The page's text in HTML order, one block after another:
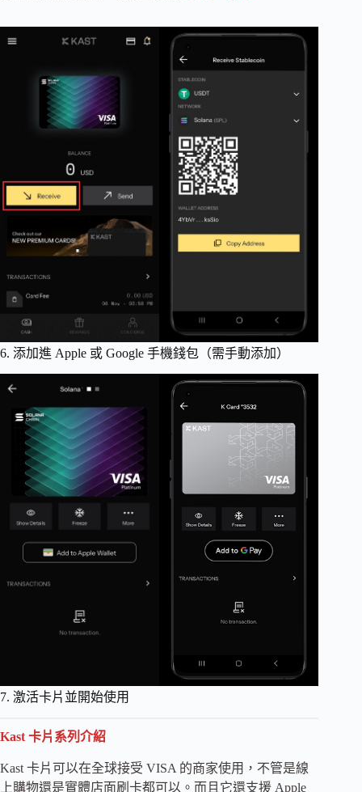
6. 添加進 Apple 或 Google 手機錢包（需手動添加）
7. 激活卡片並開始使用
Kast 卡片系列介紹
Kast 卡片可以在全球接受 VISA 的商家使用，不管是線
上購物還是實體店面刷卡都可以。而且它還支援 Apple